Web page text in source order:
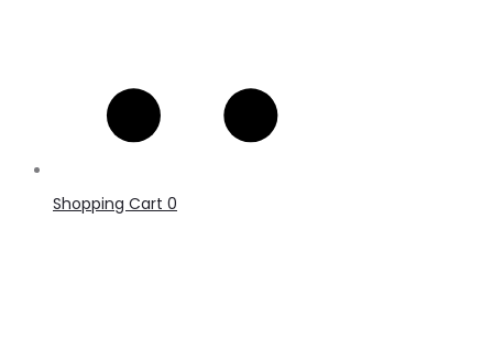
Shopping Cart 0